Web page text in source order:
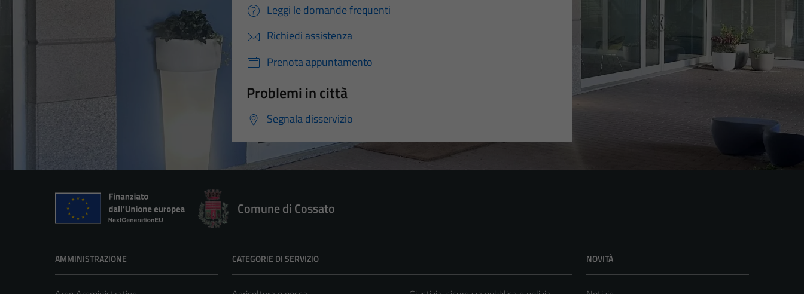
Leggi le domande frequenti
Richiedi assistenza
Prenota appuntamento
Problemi in città
Segnala disservizio
Comune di Cossato
AMMINISTRAZIONE CATEGORIE DI SERVIZIO NOVITÀ